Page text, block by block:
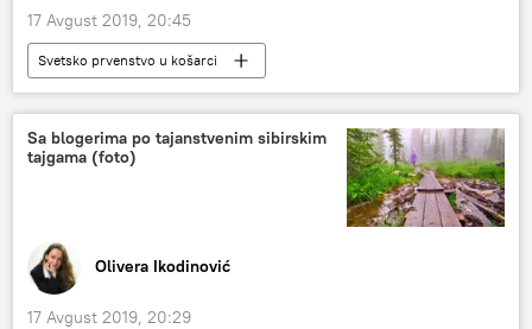
17 Avgust 2019, 20:45
Svetsko prvenstvo u košarci
Aleksandar Đorđević
Svetsko prvenstvo u košarci 2019
Predsednički izbori u Rusiji 2018.
Sa blogerima po tajanstvenim sibirskim
tajgama (foto)
Olivera Ikodinović
17 Avgust 2019, 20:29